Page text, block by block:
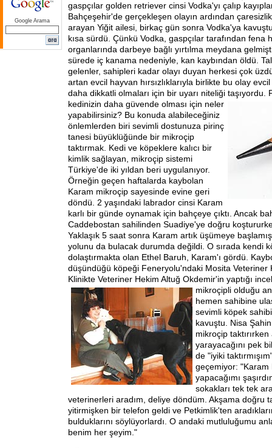
Google Arama
gaspçılar golden retriever cinsi Vodka'yı çalıp
Bahçeşehir'de gerçekleşen olayın ardından
arayan Yiğit ailesi, birkaç gün sonra Vodka'ya
kısa sürdü. Çünkü Vodka, gaspçılar tarafından fena
organlarında darbeye bağlı yırtılma meydana
sürede iç kanama nedeniyle, kan kaybından öldü.
gelenler, sahipleri kadar olayı duyan herkesi çok
artan evcil hayvan hırsızlıklarıyla birlikte bu olay
daha dikkatli olmaları için bir uyarı niteliği taşıyordu.
kedinizin daha güvende olması için neler
yapabilirsiniz? Bu konuda alabileceğiniz
önlemlerden biri sevimli dostunuza pirinç
tanesi büyüklüğünde bir mikroçip
taktırmak. Kedi ve köpeklere kalıcı bir
kimlik sağlayan, mikroçip sistemi
Türkiye'de iki yıldan beri uygulanıyor.
Örneğin geçen haftalarda kaybolan
Karam mikroçip sayesinde evine geri
döndü. 2 yaşındaki labrador cinsi Karam
karlı bir günde oynamak için bahçeye çıktı. Ancak
Caddebostan sahilinden Suadiye'ye doğru
Yaklaşık 5 saat sonra Karam artık üşümeye
yolunu da bulacak durumda değildi. O sırada kendi
dolaştırmakta olan Ethel Baruh, Karam'ı gördü.
düşündüğü köpeği Feneryolu'ndaki Mosita Veteriner
Klinikte Veteriner Hekim Altuğ Okdemir'in yaptığı
mikroçipli olduğu
hemen sahibine
sevimli köpek
kavuştu. Nisa
mikroçip
yarayacağını pek
de "iyiki
geçemiyor: "Karam
yapacağımı
sokakları tek tek
veterinerleri aradım, deliye döndüm. Akşama doğru
yitirmişken bir telefon geldi ve Petkimlik'ten
bulduklarını söylüyorlardı. O andaki mutluluğumu
benim her şeyim."